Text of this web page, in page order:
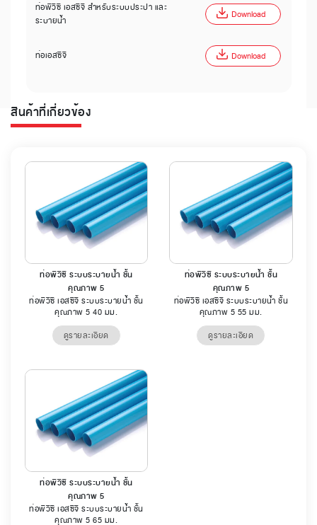
ท่อพีวีซี เอสซีจี สำหรับระบบประปา และ
ระบายน้ำ
Download
ท่อเอสซีจี Download
สินค้าที่เกี่ยวข้อง
ท่อพีวีซี ระบบระบายน้ำ ชั้น
คุณภาพ 5
ท่อพีวีซี เอสซีจี ระบบระบายน้ำ ชั้น
คุณภาพ 5 40 มม.
ดูรายละเอียด
ท่อพีวีซี ระบบระบายน้ำ ชั้น
คุณภาพ 5
ท่อพีวีซี เอสซีจี ระบบระบายน้ำ ชั้น
คุณภาพ 5 55 มม.
ดูรายละเอียด
ท่อพีวีซี ระบบระบายน้ำ ชั้น
คุณภาพ 5
ท่อพีวีซี เอสซีจี ระบบระบายน้ำ ชั้น
คุณภาพ 5 65 มม.